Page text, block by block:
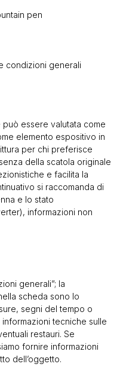
pen
condizioni generali
essere valutata come
elemento espositivo in
per chi preferisce
della scatola originale
e facilita la
si raccomanda di
e lo stato
informazioni non
generali”; la
scheda sono lo
segni del tempo o
tecniche sulle
restauri. Se
fornire informazioni
dell’oggetto.